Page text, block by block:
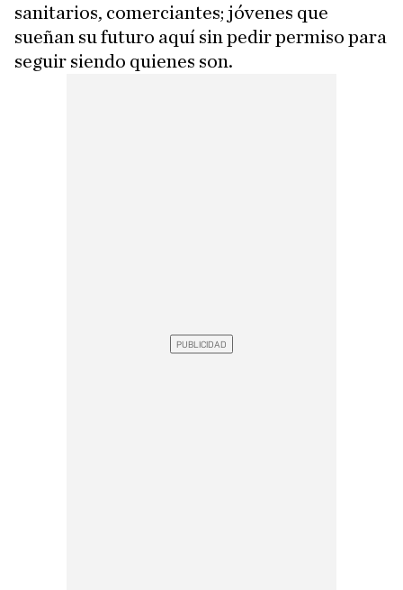
sanitarios, comerciantes; jóvenes que
sueñan su futuro aquí sin pedir permiso para
seguir siendo quienes son.